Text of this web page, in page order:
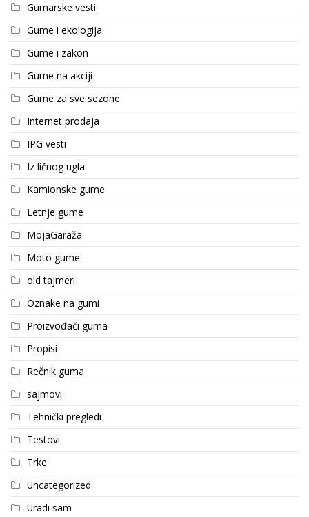
Gumarske vesti
Gume i ekologija
Gume i zakon
Gume na akciji
Gume za sve sezone
Internet prodaja
IPG vesti
Iz ličnog ugla
Kamionske gume
Letnje gume
MojaGaraža
Moto gume
old tajmeri
Oznake na gumi
Proizvođači guma
Propisi
Rečnik guma
sajmovi
Tehnički pregledi
Testovi
Trke
Uncategorized
Uradi sam